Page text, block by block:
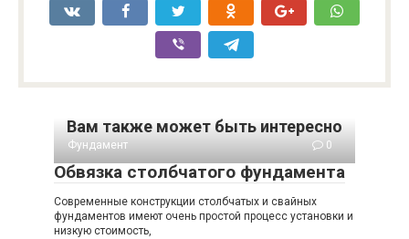
Вам также может быть интересно
Фундамент 0
Обвязка столбчатого фундамента
Современные конструкции столбчатых и свайных
фундаментов имеют очень простой процесс установки и
низкую стоимость,